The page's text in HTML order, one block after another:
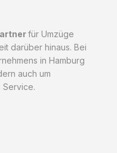
für Umzüge
darüber hinaus. Bei
in Hamburg
auch um
Service.